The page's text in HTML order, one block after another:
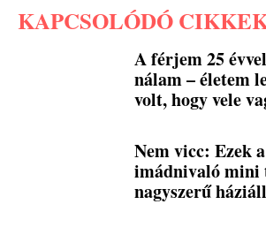
KAPCSOLÓDÓ
A férjem 25
nálam – életem
volt, hogy vele
Nem vicc: Ezek
imádnivaló mini
nagyszerű